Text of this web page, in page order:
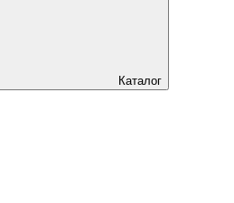
Каталог